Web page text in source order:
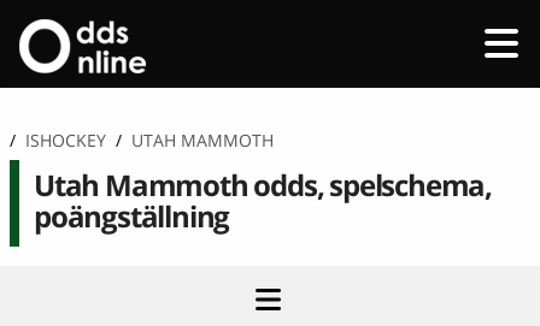
/ ISHOCKEY / UTAH MAMMOTH
Utah Mammoth odds, spelschema,
poängställning